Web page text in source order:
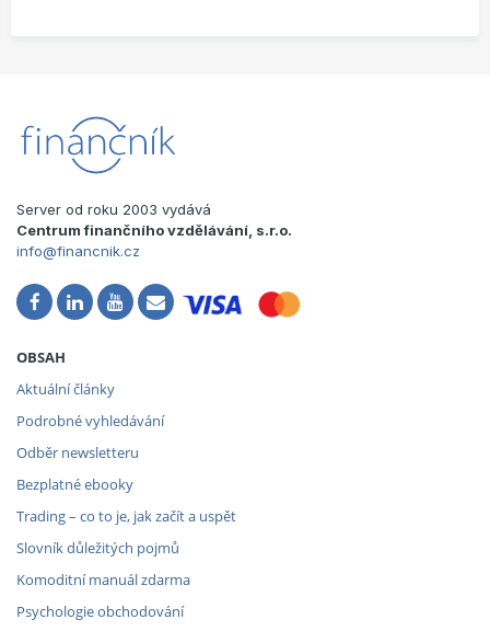
Server od roku 2003 vydává
Centrum finančního vzdělávání, s.r.o.
info@financnik.cz
OBSAH
Aktuální články
Podrobné vyhledávání
Odběr newsletteru
Bezplatné ebooky
Trading – co to je, jak začít a uspět
Slovník důležitých pojmů
Komoditní manuál zdarma
Psychologie obchodování